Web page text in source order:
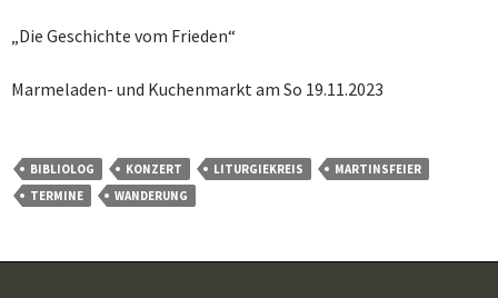
„Die Geschichte vom Frieden“
Marmeladen- und Kuchenmarkt am So 19.11.2023
BIBLIOLOG KONZERT LITURGIEKREIS
MARTINSFEIER
TERMINE
WANDERUNG